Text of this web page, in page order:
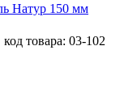
Натур 150 мм
код товара: 03-102